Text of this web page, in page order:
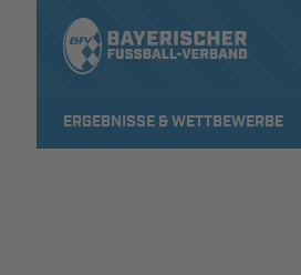
ERGEBNISSE & WETTBEWERBE